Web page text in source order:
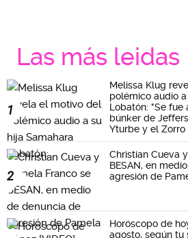
Las más leidas
1
Melissa Klug
polémico audio
Lobatón: "Se fue
búnker de
Yturbe y el Zorro
2
Christian Cueva
BESAN, en
agresión de
Horóscopo de
agosto, según tu